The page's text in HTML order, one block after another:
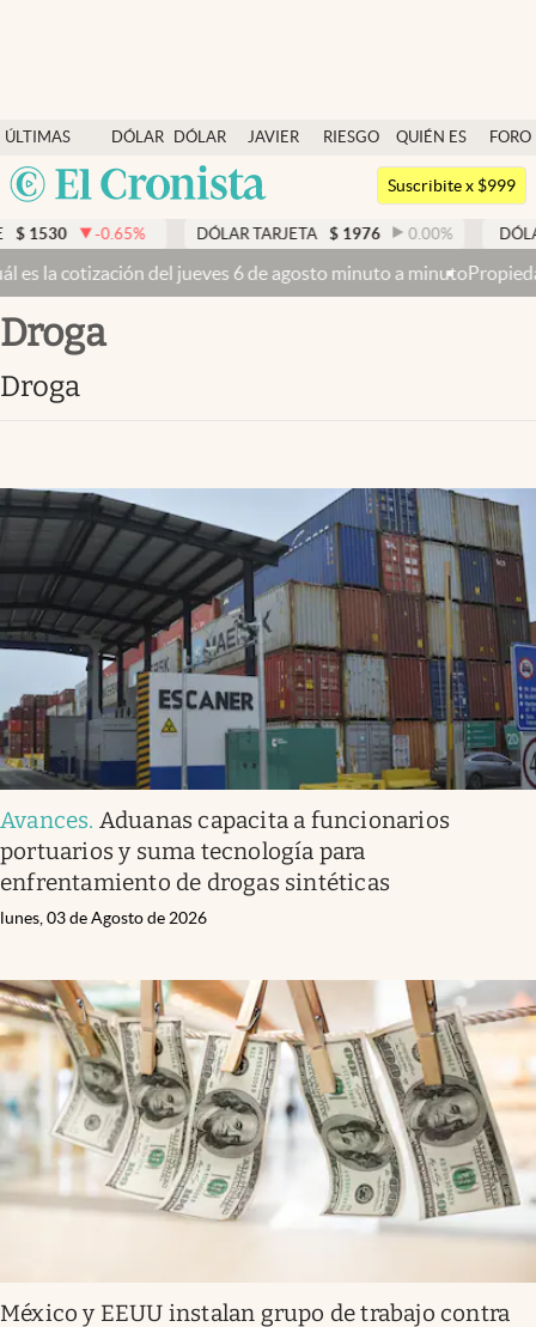
ÚLTIMAS
NOTICIAS
DÓLAR
DÓLAR
BLUE
JAVIER
RIESGO
QUIÉN ES
QUIÉN
FORO
Argentina
México
Dólar
Members
Economía y Política
Finanzas y Mercados
Mercados Online
Apertura
Infotechnology
Clase
Clima
Mundial 2026
Eventos Corporativos
El Cronista Studio
Mediakit
abre en nueva pestaña
Argentina
Suscribite x $999
-0.65% DÓLAR TARJETA $ 1976 0.00% DÓLAR MEP $
6 de agosto minuto a minutoPropiedad privada: con cruces y
droga
droga
Avances. Aduanas capacita a funcionarios
portuarios y suma tecnología para
enfrentamiento de drogas sintéticas
lunes, 03 de Agosto de 2026
México y EEUU instalan grupo de trabajo contra